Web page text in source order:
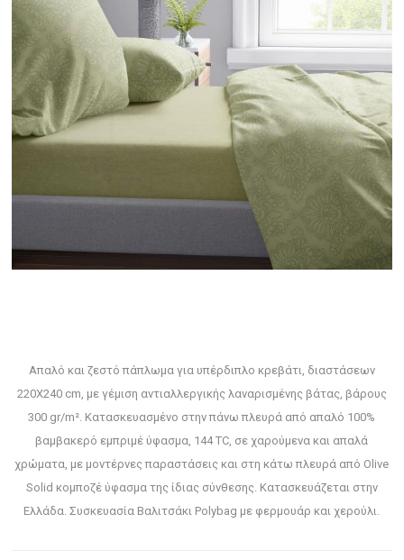
Απαλό και ζεστό πάπλωμα για υπέρδιπλο κρεβάτι, διαστάσεων
220Χ240 cm, με γέμιση αντιαλλεργικής λαναρισμένης βάτας, βάρους
300 gr/m². Κατασκευασμένo στην πάνω πλευρά από απαλό 100%
βαμβακερό εμπριμέ ύφασμα, 144 TC, σε χαρούμενα και απαλά
χρώματα, με μοντέρνες παραστάσεις και στη κάτω πλευρά από Olive
Solid κομποζέ ύφασμα της ίδιας σύνθεσης. Κατασκευάζεται στην
Ελλάδα. Συσκευασία Βαλιτσάκι Polybag με φερμουάρ και χερούλι.